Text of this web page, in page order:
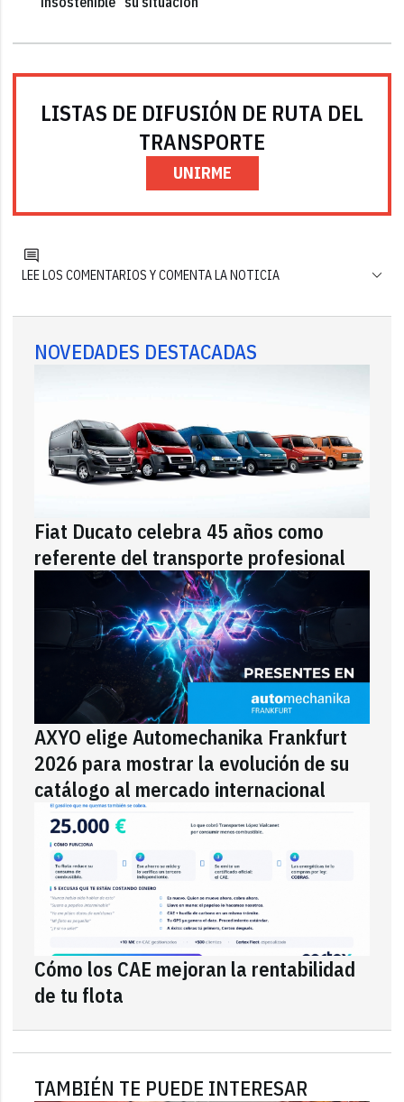
LISTAS DE DIFUSIÓN DE RUTA DEL
TRANSPORTE
UNIRME
LEE LOS COMENTARIOS Y COMENTA LA NOTICIA
NOVEDADES DESTACADAS
Fiat Ducato celebra 45 años como
referente del transporte profesional
AXYO elige Automechanika Frankfurt
2026 para mostrar la evolución de su
catálogo al mercado internacional
Cómo los CAE mejoran la rentabilidad
de tu flota
TAMBIÉN TE PUEDE INTERESAR